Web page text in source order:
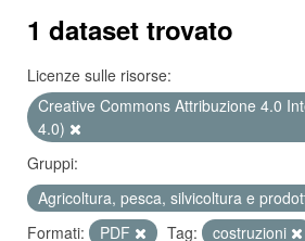
1 dataset trovato
Licenze sulle risorse:
Creative Commons Attribuzione 4.0
4.0)
Gruppi:
Agricoltura, pesca, silvicoltura e
Formati:
PDF Tag: costruzioni